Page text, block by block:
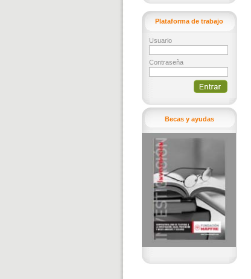
Plataforma de trabajo
Usuario
Contraseña
Becas y ayudas